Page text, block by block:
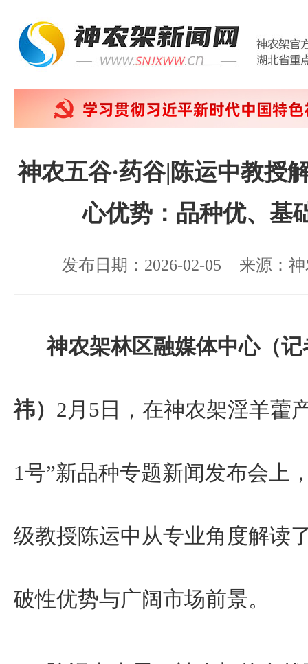
神农五谷·药谷|陈运中教授
心优势：品种优、基
发布日期：2026-02-05 来源：
神农架林区融媒体中心（
祎） 2月5日，在神农架淫羊藿
1号”新品种专题新闻发布会上
级教授陈运中从专业角度解读
破性优势与广阔市场前景。